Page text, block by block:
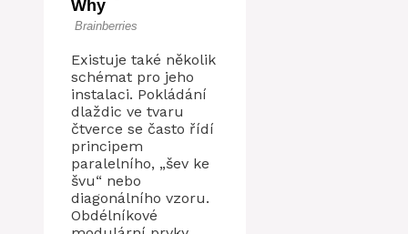
Existuje také několik
schémat pro jeho
instalaci. Pokládání
dlaždic ve tvaru
čtverce se často řídí
principem
paralelního, „šev ke
švu“ nebo
diagonálního vzoru.
Obdélníkové